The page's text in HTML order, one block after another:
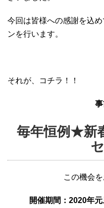
今回は皆様への感謝を込
ンを行います。
それが、コチラ！！
毎年恒例★新
この機会
開催期間：2020年